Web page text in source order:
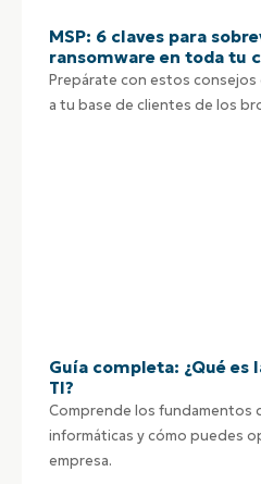
MSP: 6 claves para
ransomware en toda tu
Prepárate con estos
a tu base de clientes de los
Guía completa: ¿Qué es
TI?
Comprende los fundamentos
informáticas y cómo puedes
empresa.